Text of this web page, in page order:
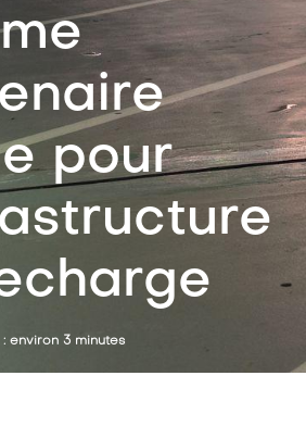
pour
environ 3 minutes